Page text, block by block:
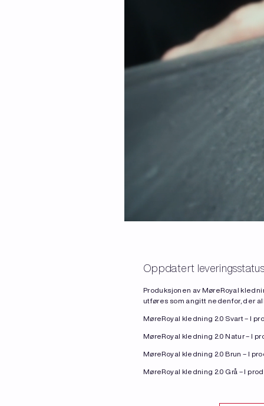
Oppdatert leveringsstatus
Produksjonen av MøreRoyal
utføres som angitt nedenfor, der
MøreRoyal kledning 2.0 Svart – I
MøreRoyal kledning 2.0 Natur – I
MøreRoyal kledning 2.0 Brun – I
MøreRoyal kledning 2.0 Grå – I